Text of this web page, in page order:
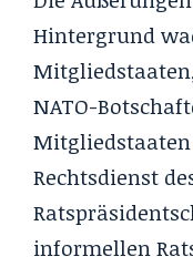
Hintergrund
NATO-
Rechtsdienst
informellen